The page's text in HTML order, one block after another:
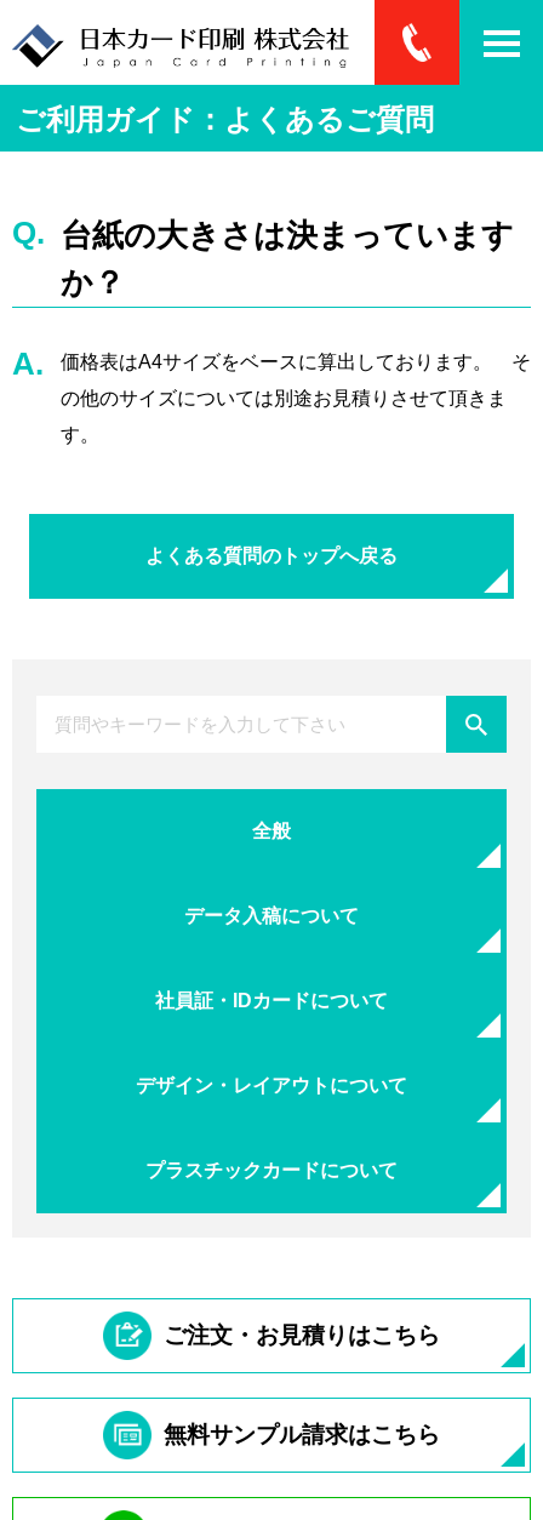
ご利用ガイド：よくあるご質問
台紙の大きさは決まっています
か？
価格表はA4サイズをベースに算出しております。 そ
の他のサイズについては別途お見積りさせて頂きま
す。
よくある質問のトップへ戻る
全般
データ入稿について
社員証・IDカードについて
デザイン・レイアウトについて
プラスチックカードについて
ご注文・お見積りはこちら
無料サンプル請求はこちら